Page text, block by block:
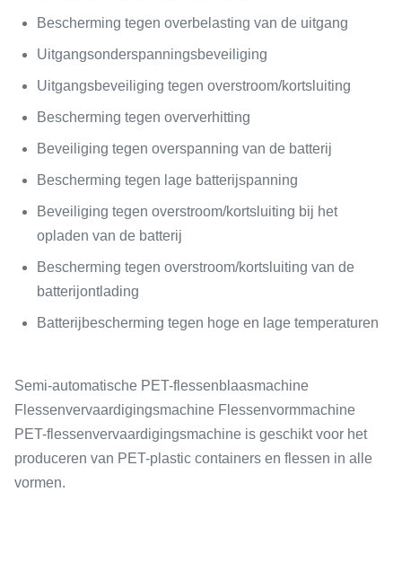
Bescherming tegen overbelasting van de uitgang
Uitgangsonderspanningsbeveiliging
Uitgangsbeveiliging tegen overstroom/kortsluiting
Bescherming tegen oververhitting
Beveiliging tegen overspanning van de batterij
Bescherming tegen lage batterijspanning
Beveiliging tegen overstroom/kortsluiting bij het
opladen van de batterij
Bescherming tegen overstroom/kortsluiting van de
batterijontlading
Batterijbescherming tegen hoge en lage temperaturen
Semi-automatische PET-flessenblaasmachine
Flessenvervaardigingsmachine Flessenvormmachine
PET-flessenvervaardigingsmachine is geschikt voor het
produceren van PET-plastic containers en flessen in alle
vormen.